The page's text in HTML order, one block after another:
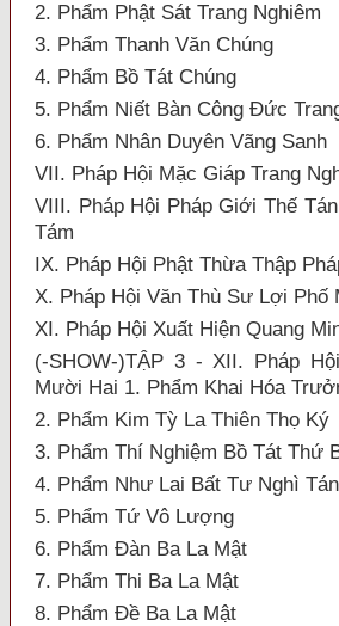
2. Phẩm Phật Sát Trang Nghiêm
3. Phẩm Thanh Văn Chúng
4. Phẩm Bồ Tát Chúng
5. Phẩm Niết Bàn Công Đức
6. Phẩm Nhân Duyên Vãng Sanh
VII. Pháp Hội Mặc Giáp Trang
VIII. Pháp Hội Pháp Giới Thế
Tám
IX. Pháp Hội Phật Thừa Thập
X. Pháp Hội Văn Thù Sư Lợi Phố
XI. Pháp Hội Xuất Hiện Quang
(-SHOW-)TẬP 3 - XII. Pháp
Mười Hai 1. Phẩm Khai Hóa
2. Phẩm Kim Tỳ La Thiên Thọ Ký
3. Phẩm Thí Nghiệm Bồ Tát Thứ
4. Phẩm Như Lai Bất Tư Nghì
5. Phẩm Tứ Vô Lượng
6. Phẩm Đàn Ba La Mật
7. Phẩm Thi Ba La Mật
8. Phẩm Đề Ba La Mật